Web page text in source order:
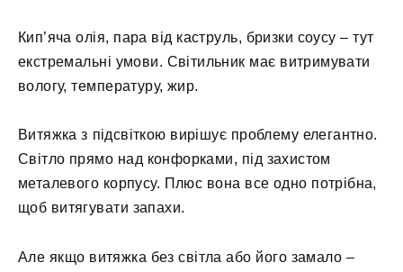
Кип’яча олія, пара від каструль, бризки соусу – тут
екстремальні умови. Світильник має витримувати
вологу, температуру, жир.
Витяжка з підсвіткою вирішує проблему елегантно.
Світло прямо над конфорками, під захистом
металевого корпусу. Плюс вона все одно потрібна,
щоб витягувати запахи.
Але якщо витяжка без світла або його замало –